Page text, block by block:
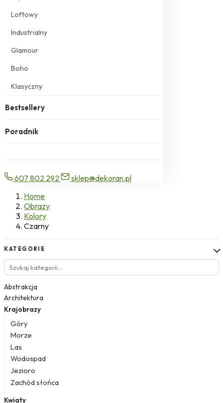
Loftowy
Industrialny
Glamour
Boho
Klasyczny
Bestsellery
Poradnik
607 802 292
sklep@dekoran.pl
Home
Obrazy
Kolory
Czarny
KATEGORIE
Abstrakcja
Architektura
Krajobrazy
Góry
Morze
Las
Wodospad
Jezioro
Zachód słońca
Kwiaty